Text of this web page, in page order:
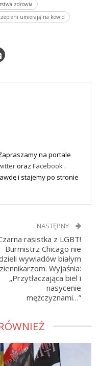
zdrowia
umierają na kowid
na portale
oraz Facebook .
i stajemy po stronie
NASTĘPNY
rasistka z LGBT!
Burmistrz Chicago nie
wywiadów białym
Wyjaśnia:
„Przytłaczająca biel i
nasycenie
mężczyznami…”